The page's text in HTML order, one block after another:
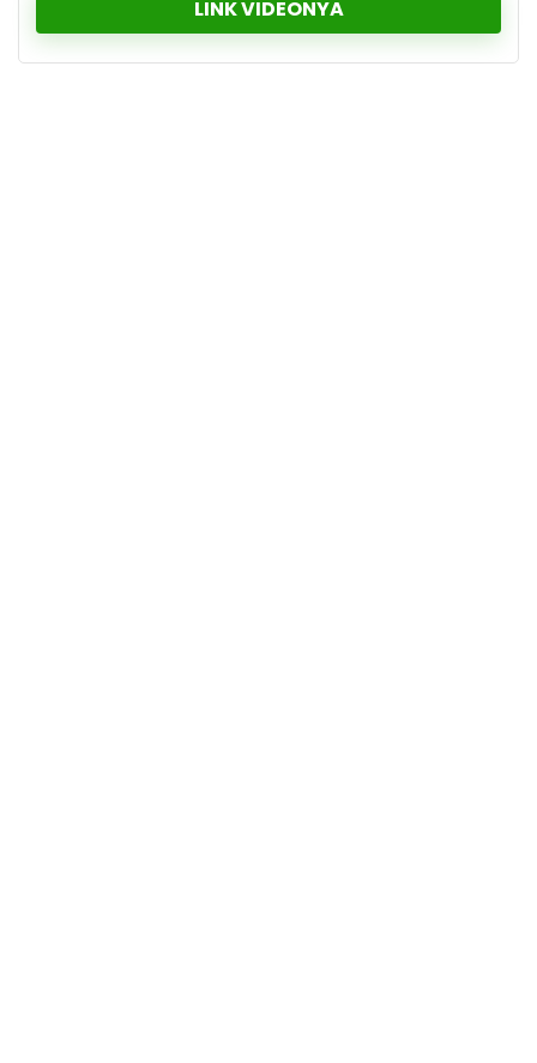
LINK VIDEONYA